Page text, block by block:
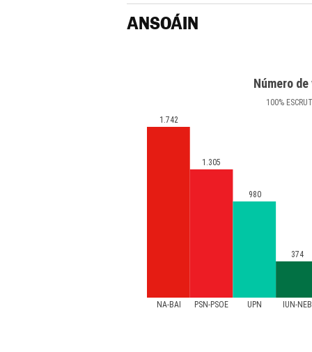
ANSOÁIN
Número
100%
NA-BAI PSN-PSOE UPN IUN-NEB
1.742
1.305
980
374